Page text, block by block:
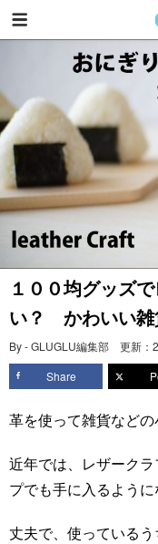
１００均グッズ
い？ かわいい雑
By - GLUGLU編集部 更新：
Share
革を使って雑貨などの
近年では、レザーク
プでも手に入るように
丈夫で、使っている